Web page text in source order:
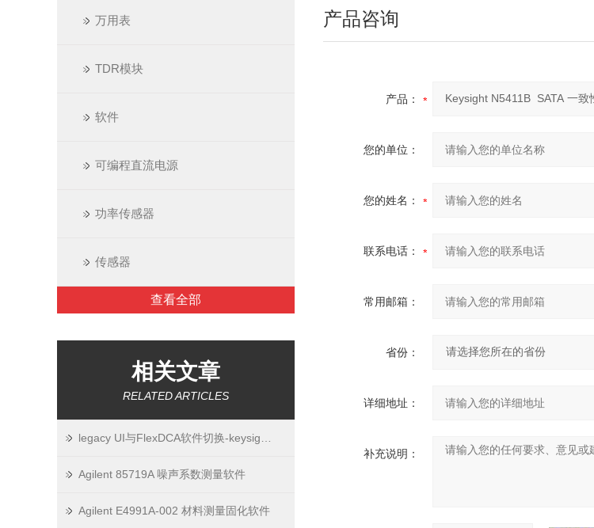
万用表
TDR模块
软件
可编程直流电源
功率传感器
传感器
查看全部
相关文章
RELATED ARTICLES
Agilent 85719A 噪声系数测量软件
Agilent E4991A-002 材料测量固化软件
产品咨询
产品：
您的单位：
您的姓名：
联系电话：
常用邮箱：
省份：
详细地址：
补充说明：